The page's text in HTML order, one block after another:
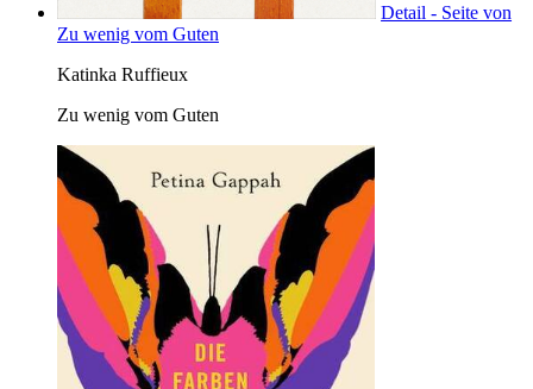
Detail - Seite von
Zu wenig vom Guten
Katinka Ruffieux
Zu wenig vom Guten